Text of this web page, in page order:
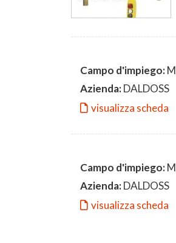
Campo d'impiego:
Azienda:DALDOSS
visualizza scheda
Campo d'impiego:
Azienda:DALDOSS
visualizza scheda